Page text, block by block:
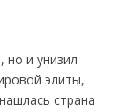
но и унизил
элиты,
страна